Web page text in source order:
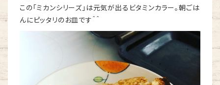
この「ミカンシリーズ」は元気が出るビタミンカラー。朝ごは
んにピッタリのお皿です＾＾